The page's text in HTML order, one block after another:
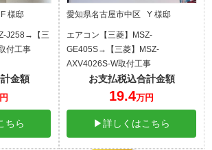
様邸
J258→【三
付工事
金額
ちら
愛知県名古屋市中区 Y 様邸
エアコン【三菱】MSZ-
GE405S→【三菱】MSZ-
AXV4026S-W取付工事
お支払税込合計金額
19.4万円
▶詳しくはこちら